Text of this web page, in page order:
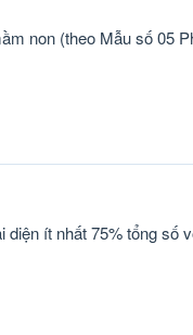
non (theo Mẫu số 05
diện ít nhất 75% tổng